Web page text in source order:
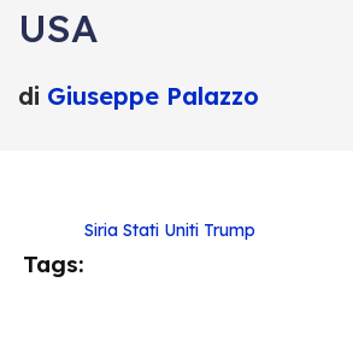
USA
di Giuseppe Palazzo
Tags:
Siria Stati Uniti Trump